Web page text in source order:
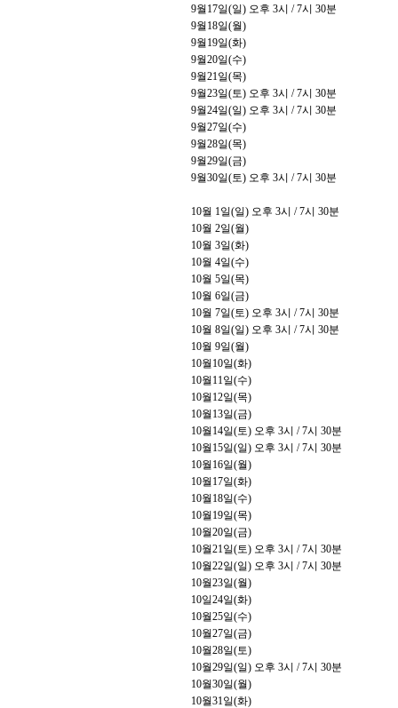
9월 17일(일) 오후 3시 / 7시 30분
9월 18일(월)
9월 19일(화)
9월20일(수)
9월21일(목)
9월23일(토) 오후 3시 / 7시 30분
9월24일(일) 오후 3시 / 7시 30분
9월27일(수)
9월28일(목)
9월29일(금)
9월30일(토) 오후 3시 / 7시 30분
10월 1일(일) 오후 3시 / 7시 30분
10월 2일(월)
10월 3일(화)
10월 4일(수)
10월 5일(목)
10월 6일(금)
10월 7일(토) 오후 3시 / 7시 30분
10월 8일(일) 오후 3시 / 7시 30분
10월 9일(월)
10월 10일(화)
10월 11일(수)
10월 12일(목)
10월 13일(금)
10월 14일(토) 오후 3시 / 7시 30분
10월 15일(일) 오후 3시 / 7시 30분
10월 16일(월)
10월 17일(화)
10월 18일(수)
10월 19일(목)
10월20일(금)
10월21일(토) 오후 3시 / 7시 30분
10월22일(일) 오후 3시 / 7시 30분
10월23일(월)
10일24일(화)
10월25일(수)
10월27일(금)
10월28일(토)
10월29일(일) 오후 3시 / 7시 30분
10월30일(월)
10월31일(화)